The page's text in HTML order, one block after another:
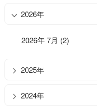
2026年
2026年 7月 (2)
2025年
2024年